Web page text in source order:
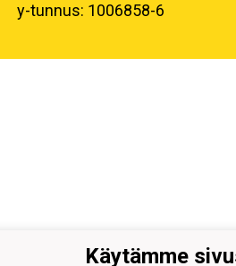
y-tunnus: 1006858-6
Käytämme